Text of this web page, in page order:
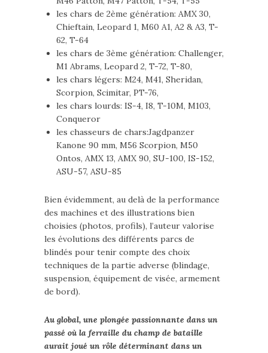
les chars de 2ème génération: AMX 30,
Chieftain, Leopard 1, M60 A1, A2 & A3, T-
62, T-64
les chars de 3ème génération: Challenger,
M1 Abrams, Leopard 2, T-72, T-80,
les chars légers: M24, M41, Sheridan,
Scorpion, Scimitar, PT-76,
les chars lourds: IS-4, I8, T-10M, M103,
Conqueror
les chasseurs de chars:Jagdpanzer
Kanone 90 mm, M56 Scorpion, M50
Ontos, AMX 13, AMX 90, SU-100, IS-152,
ASU-57, ASU-85
Bien évidemment, au delà de la performance
des machines et des illustrations bien
choisies (photos, profils), l’auteur valorise
les évolutions des différents parcs de
blindés pour tenir compte des choix
techniques de la partie adverse (blindage,
suspension, équipement de visée, armement
de bord).
Au global, une plongée passionnante dans un
passé où la ferraille du champ de bataille
aurait joué un rôle déterminant dans un